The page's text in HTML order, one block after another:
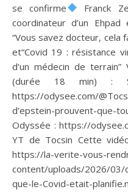
se confirme
Franck
coordinateur d’un Ehpad
“Vous savez docteur, cela
et“Covid 19 : résistance
d’un médecin de
(durée 18 min) :
https://odysee.com/
d’epstein-prouvent-
Odyssée : https://
YT de Tocsin Cette
https://la-verite-vous-
content/uploads/2026/03/
que-le-Covid-etait-